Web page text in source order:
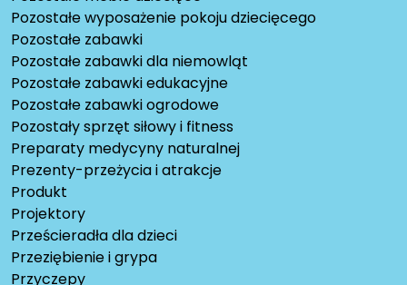
Pozostałe wyposażenie pokoju dziecięcego
Pozostałe zabawki
Pozostałe zabawki dla niemowląt
Pozostałe zabawki edukacyjne
Pozostałe zabawki ogrodowe
Pozostały sprzęt siłowy i fitness
Preparaty medycyny naturalnej
Prezenty-przeżycia i atrakcje
Produkt
Projektory
Prześcieradła dla dzieci
Przeziębienie i grypa
Przyczepy